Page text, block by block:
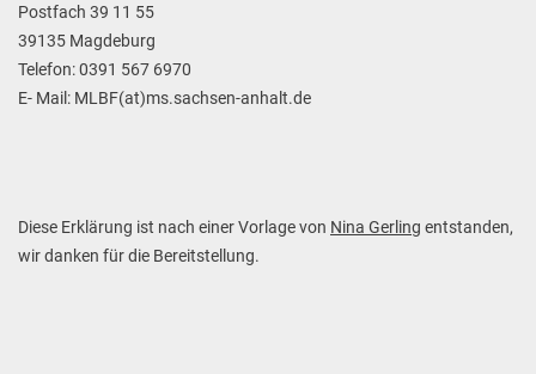
Postfach 39 11 55
39135 Magdeburg
Telefon: 0391 567 6970
E- Mail: MLBF(at)ms.sachsen-anhalt.de
Diese Erklärung ist nach einer Vorlage von Nina Gerling entstanden,
wir danken für die Bereitstellung.